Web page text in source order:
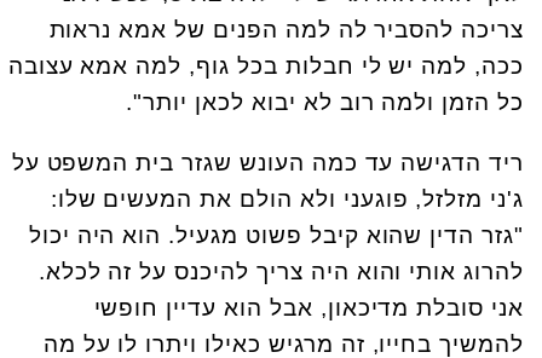
צריכה להסביר לה למה הפנים של אמא נראות
ככה, למה יש לי חבלות בכל גוף, למה אמא עצובה
כל הזמן ולמה רוב לא יבוא לכאן יותר".
ריד הדגישה עד כמה העונש שגזר בית המשפט על
ג'ני מזלזל, פוגעני ולא הולם את המעשים שלו:
"גזר הדין שהוא קיבל פשוט מגעיל. הוא היה יכול
להרוג אותי והוא היה צריך להיכנס על זה לכלא.
אני סובלת מדיכאון, אבל הוא עדיין חופשי
להמשיך בחייו, זה מרגיש כאילו ויתרו לו על מה